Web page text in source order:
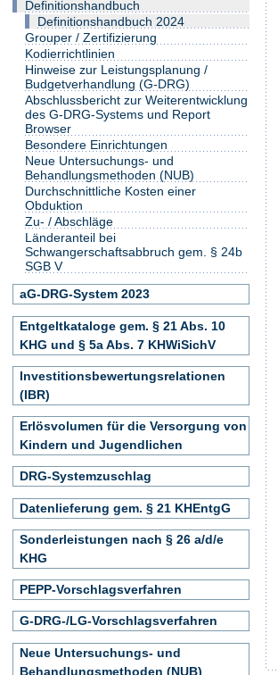
Definitionshandbuch
Definitionshandbuch 2024
Grouper / Zertifizierung
Kodierrichtlinien
Hinweise zur Leistungsplanung /
Budgetverhandlung (G-DRG)
Abschlussbericht zur Weiterentwicklung
des G-DRG-Systems und Report
Browser
Besondere Einrichtungen
Neue Untersuchungs- und
Behandlungsmethoden (NUB)
Durchschnittliche Kosten einer
Obduktion
Zu- / Abschläge
Länderanteil bei
Schwangerschaftsabbruch gem. § 24b
SGB V
aG-DRG-System 2023
Entgeltkataloge gem. § 21 Abs. 10
KHG und § 5a Abs. 7 KHWiSichV
Investitionsbewertungsrelationen
(IBR)
Erlösvolumen für die Versorgung von
Kindern und Jugendlichen
DRG-Systemzuschlag
Datenlieferung gem. § 21 KHEntgG
Sonderleistungen nach § 26 a/d/e
KHG
PEPP-Vorschlagsverfahren
G-DRG-/LG-Vorschlagsverfahren
Neue Untersuchungs- und
Behandlungsmethoden (NUB)